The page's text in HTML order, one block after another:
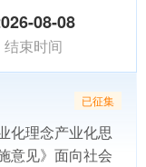
08-08
结束时间
已征集
化理念产业化思
意见》面向社会